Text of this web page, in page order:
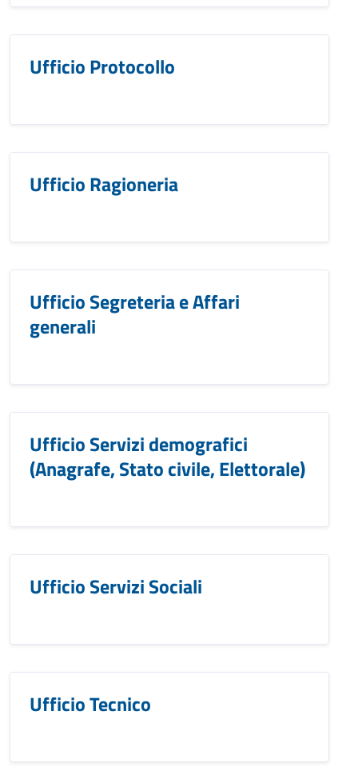
Ufficio Protocollo
Ufficio Ragioneria
Ufficio Segreteria e Affari
generali
Ufficio Servizi demografici
(Anagrafe, Stato civile, Elettorale)
Ufficio Servizi Sociali
Ufficio Tecnico